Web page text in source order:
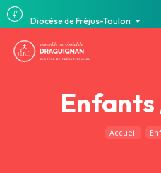
Diocèse de Fréjus-Toulon
Enfants
Accueil